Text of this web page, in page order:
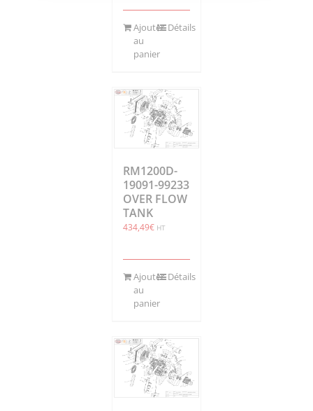
Ajouter
au
panier
Détails
RM1200D-
19091-99233
OVER FLOW
TANK
434,49€ HT
Ajouter
au
panier
Détails